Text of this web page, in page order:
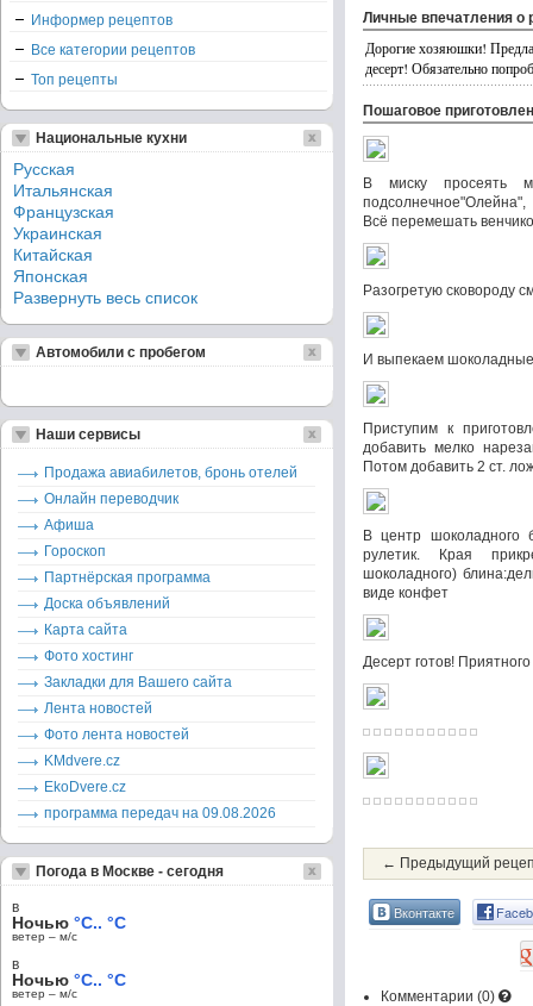
Личные впечатления о
Дорогие хозяюшки!
десерт! Обязательно
Пошаговое
В миску просеять
Всё перемешать
Разогретую сковороду
И выпекаем
Приступим к
добавить мелко
Потом добавить 2 ст.
В центр шоколадного
рулетик. Края
шоколадного)
виде конфет
Десерт готов!
← Предыдущий
Вконтакте
Комментарии (0)
Информер рецептов
Все категории рецептов
Топ рецепты
Национальные кухни
Русская
Итальянская
Французская
Украинская
Китайская
Японская
Развернуть весь список
Автомобили с пробегом
Наши сервисы
Продажа авиабилетов, бронь отелей
Онлайн переводчик
Афиша
Гороскоп
Партнёрская программа
Доска объявлений
Карта сайта
Фото хостинг
Закладки для Вашего сайта
Лента новостей
Фото лента новостей
KMdvere.cz
EkoDvere.cz
программа передач на 09.08.2026
Погода в Москве - сегодня
в
Ночью °C.. °C
ветер – м/c
в
Ночью °C.. °C
ветер – м/c